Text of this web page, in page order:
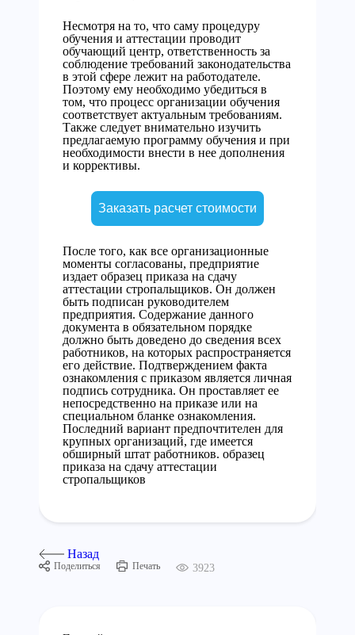
Несмотря на то, что саму процедуру
обучения и аттестации проводит
обучающий центр, ответственность за
соблюдение требований законодательства
в этой сфере лежит на работодателе.
Поэтому ему необходимо убедиться в
том, что процесс организации обучения
соответствует актуальным требованиям.
Также следует внимательно изучить
предлагаемую программу обучения и при
необходимости внести в нее дополнения
и коррективы.
Заказать расчет стоимости
После того, как все организационные
моменты согласованы, предприятие
издает образец приказа на сдачу
аттестации стропальщиков. Он должен
быть подписан руководителем
предприятия. Содержание данного
документа в обязательном порядке
должно быть доведено до сведения всех
работников, на которых распространяется
его действие. Подтверждением факта
ознакомления с приказом является личная
подпись сотрудника. Он проставляет ее
непосредственно на приказе или на
специальном бланке ознакомления.
Последний вариант предпочтителен для
крупных организаций, где имеется
обширный штат работников. образец
приказа на сдачу аттестации
стропальщиков
Назад
Поделиться Печать 3923